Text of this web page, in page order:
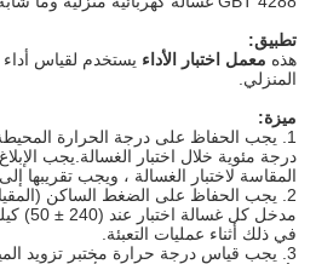
تطبيق:
هذهمعمل اختبار الأداءيستخدم لقياس أداء
المنزلي.
ميزة:
درجة مئوية خلال اختبار الغسالة.يجب
المقاسة لاختبار الغسالة ، ويجب تقريبها إلى أقرب 0.5
2. يجب الحفاظ على الضغط الساكن
مدخل كل
في ذلك أثناء عمليات التعبئة.
3. يجب قياس درجة حرارة مختبر تزويد